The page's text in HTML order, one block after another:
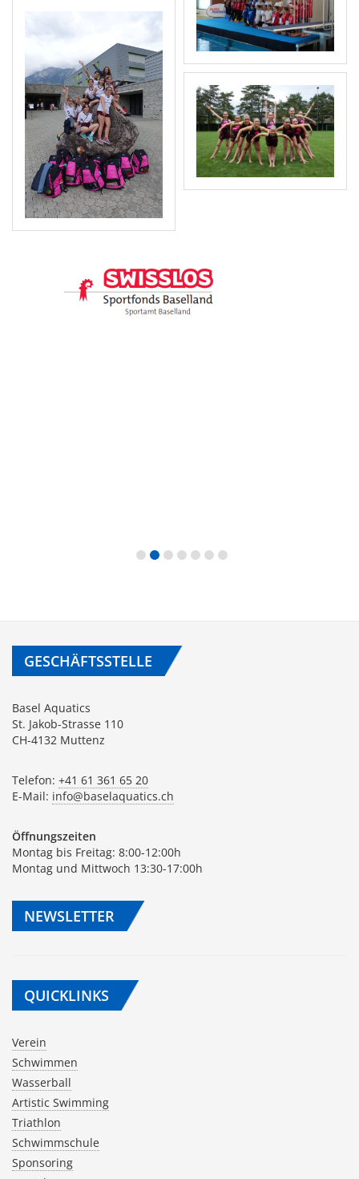
GESCHÄFTSSTELLE
Basel Aquatics
St. Jakob-Strasse 110
CH-4132 Muttenz
Telefon: +41 61 361 65 20
E-Mail: info@baselaquatics.ch
Öffnungszeiten
Montag bis Freitag: 8:00-12:00h
Montag und Mittwoch 13:30-17:00h
NEWSLETTER
QUICKLINKS
Verein
Schwimmen
Wasserball
Artistic Swimming
Triathlon
Schwimmschule
Sponsoring